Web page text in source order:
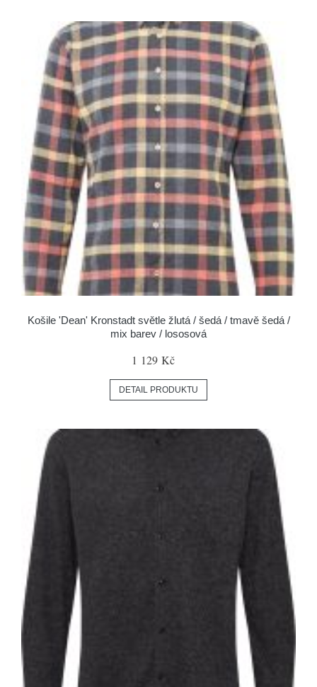
Košile 'Dean' Kronstadt světle žlutá / šedá / tmavě šedá /
mix barev / lososová
1 129 Kč
DETAIL PRODUKTU